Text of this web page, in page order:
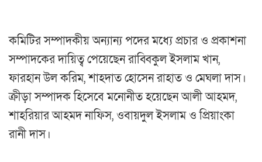
‎কমিটির সম্পাদকীয় অন্যান্য পদের মধ্যে প্রচার ও প্রকাশনা
সম্পাদকের দায়িত্ব পেয়েছেন রাব্বিকুল ইসলাম খান,
ফারহান উল করিম, শাহদাত হোসেন রাহাত ও মেঘলা দাস।
ক্রীড়া সম্পাদক হিসেবে মনোনীত হয়েছেন আলী আহমদ,
শাহরিয়ার আহমদ নাফিস, ওবায়দুল ইসলাম ও প্রিয়াংকা
রানী দাস।